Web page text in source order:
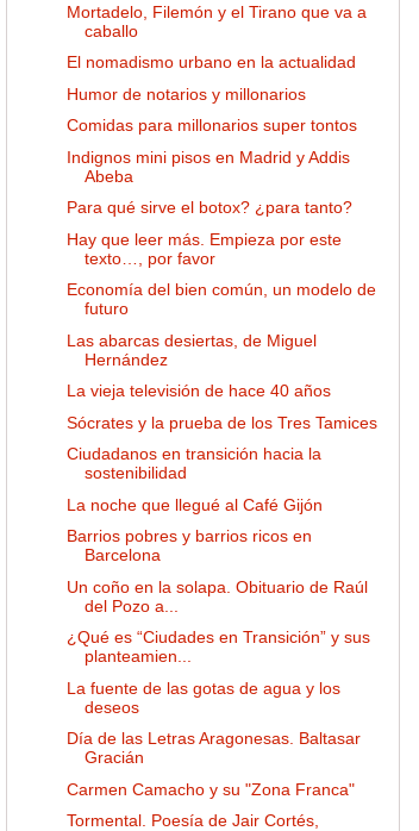
Mortadelo, Filemón y el Tirano que va a
caballo
El nomadismo urbano en la actualidad
Humor de notarios y millonarios
Comidas para millonarios super tontos
Indignos mini pisos en Madrid y Addis
Abeba
Para qué sirve el botox? ¿para tanto?
Hay que leer más. Empieza por este
texto…, por favor
Economía del bien común, un modelo de
futuro
Las abarcas desiertas, de Miguel
Hernández
La vieja televisión de hace 40 años
Sócrates y la prueba de los Tres Tamices
Ciudadanos en transición hacia la
sostenibilidad
La noche que llegué al Café Gijón
Barrios pobres y barrios ricos en
Barcelona
Un coño en la solapa. Obituario de Raúl
del Pozo a...
¿Qué es “Ciudades en Transición” y sus
planteamien...
La fuente de las gotas de agua y los
deseos
Día de las Letras Aragonesas. Baltasar
Gracián
Carmen Camacho y su "Zona Franca"
Tormental. Poesía de Jair Cortés,